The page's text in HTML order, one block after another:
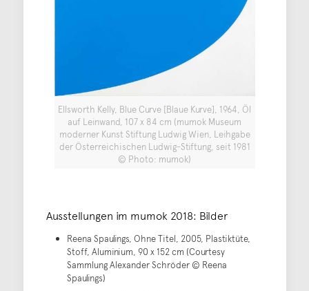
Ellsworth Kelly, Blue Curve [Blaue Kurve], 1964, Öl
auf Leinwand, 107 x 84 cm (mumok Museum
moderner Kunst Stiftung Ludwig Wien, Leihgabe
der Österreichischen Ludwig-Stiftung, seit 1981
© Photo: mumok)
Ausstellungen im mumok 2018: Bilder
Reena Spaulings, Ohne Titel, 2005, Plastiktüte,
Stoff, Aluminium, 90 x 152 cm (Courtesy
Sammlung Alexander Schröder © Reena
Spaulings)